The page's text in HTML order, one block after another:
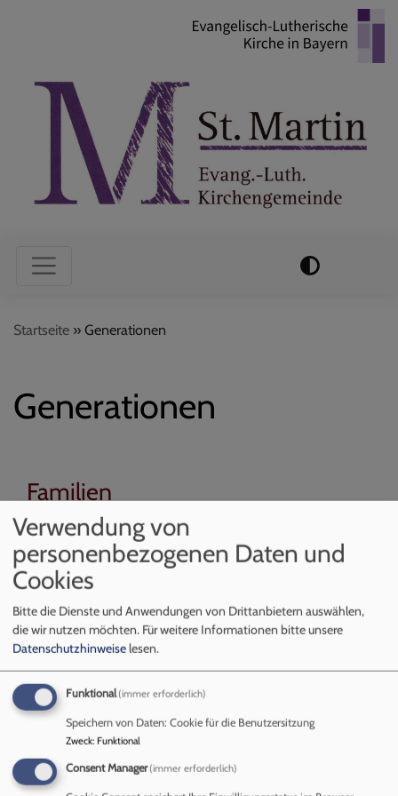
Hauptnavigation
Startseite Generationen
Generationen
Familien
Weiterlesen
Erwachsene
Senioren
Verwendung von
personenbezogenen Daten und
Cookies
Bitte die Dienste und Anwendungen von Drittanbietern auswählen,
die wir nutzen möchten. Für weitere Informationen bitte unsere
Datenschutzhinweiselesen.
Funktional (immer erforderlich)
Speichern von Daten: Cookie für die Benutzersitzung
Zweck: Funktional
Consent Manager (immer erforderlich)